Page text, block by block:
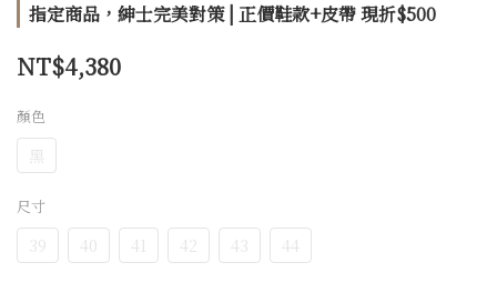
指定商品，紳士完美對策 | 正價鞋款+皮帶 現折$500
NT$4,380
顏色
黑
尺寸
39 40 41 42 43 44